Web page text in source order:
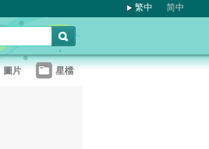
繁中 简中
圖片 星檔